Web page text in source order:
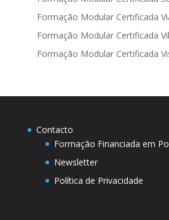
Formação Modular Certificada
Formação Modular Certificada
Formação Modular Certificada
Contacto
Formação Financiada em
Newsletter
Política de Privacidade